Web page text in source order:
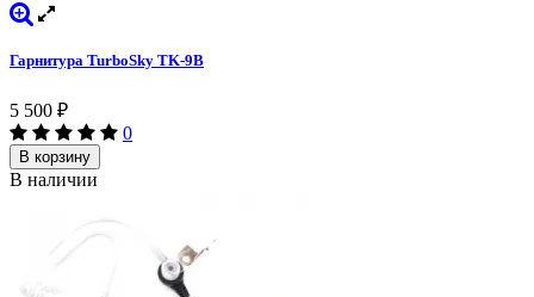
Гарнитура TurboSky TK-9B
5 500 ₽
0
В корзину
В наличии